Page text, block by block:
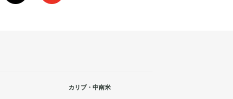
カリブ・中南米